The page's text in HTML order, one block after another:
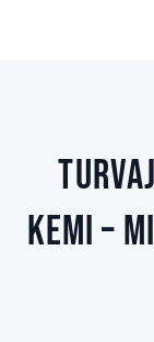
Kemi –